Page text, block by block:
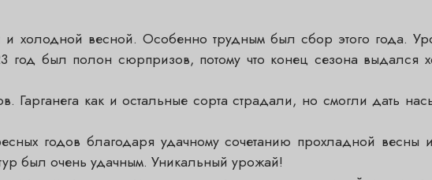
весной. Особенно трудным был сбор этого года.
был полон сюрпризов, потому что конец сезона выдался
Гарганега как и остальные сорта страдали, но смогли дать
годов благодаря удачному сочетанию прохладной весны
был очень удачным. Уникальный урожай!